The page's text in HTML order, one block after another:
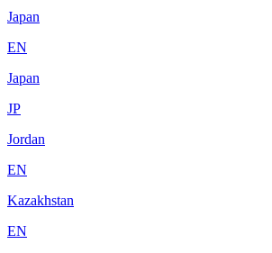
Japan
EN
Japan
JP
Jordan
EN
Kazakhstan
EN